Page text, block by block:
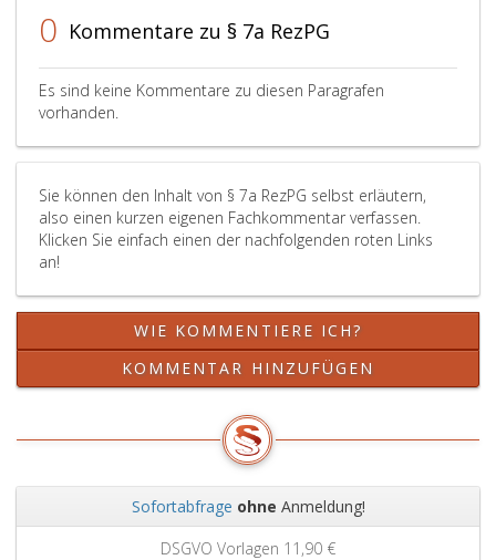
0 Kommentare zu § 7a RezPG
Es sind keine Kommentare zu diesen Paragrafen
vorhanden.
Sie können den Inhalt von § 7a RezPG selbst erläutern,
also einen kurzen eigenen Fachkommentar verfassen.
Klicken Sie einfach einen der nachfolgenden roten Links
an!
WIE KOMMENTIERE ICH?
KOMMENTAR HINZUFÜGEN
Sofortabfrage ohne Anmeldung!
DSGVO Vorlagen 11,90 €